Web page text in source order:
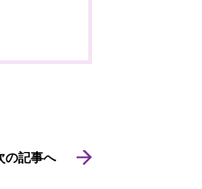
の記事へ